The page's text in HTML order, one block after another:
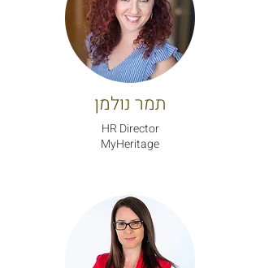
תמר נולמן
HR Director
MyHeritage